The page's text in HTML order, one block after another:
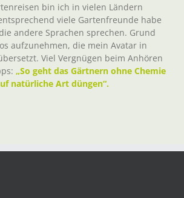
bin ich in vielen Ländern
viele Gartenfreunde habe
andere Sprachen sprechen. Grund
aufzunehmen, die mein Avatar in
Viel Vergnügen beim Anhören
„So geht das Gärtnern ohne Chemie
natürliche Art düngen“.